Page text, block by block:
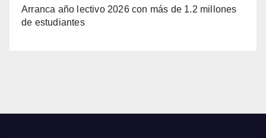
Arranca año lectivo 2026 con más de 1.2 millones
de estudiantes